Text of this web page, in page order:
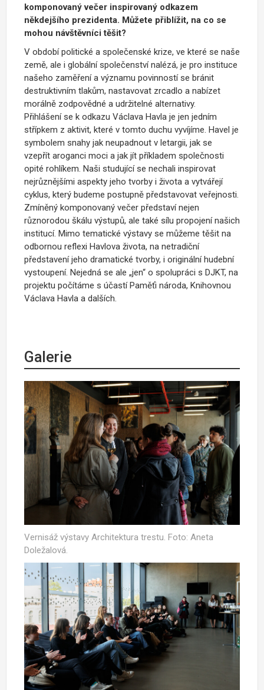
komponovaný večer inspirovaný odkazem
někdejšího prezidenta. Můžete přiblížit, na co se
mohou návštěvníci těšit?
V období politické a společenské krize, ve které se naše
země, ale i globální společenství nalézá, je pro instituce
našeho zaměření a významu povinností se bránit
destruktivním tlakům, nastavovat zrcadlo a nabízet
morálně zodpovědné a udržitelné alternativy.
Přihlášení se k odkazu Václava Havla je jen jedním
střípkem z aktivit, které v tomto duchu vyvíjíme. Havel je
symbolem snahy jak neupadnout v letargii, jak se
vzepřít aroganci moci a jak jít příkladem společnosti
opité rohlíkem. Naši studující se nechali inspirovat
nejrůznějšími aspekty jeho tvorby i života a vytvářejí
cyklus, který budeme postupně představovat veřejnosti.
Zmíněný komponovaný večer představí nejen
různorodou škálu výstupů, ale také sílu propojení našich
institucí. Mimo tematické výstavy se můžeme těšit na
odbornou reflexi Havlova života, na netradiční
představení jeho dramatické tvorby, i originální hudební
vystoupení. Nejedná se ale „jen“ o spolupráci s DJKT, na
projektu počítáme s účastí Paměťi národa, Knihovnou
Václava Havla a dalších.
Galerie
Vernisáž výstavy Architektura trestu. Foto: Aneta
Doležalová.